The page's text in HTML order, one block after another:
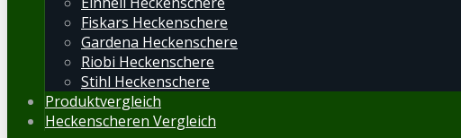
Fiskars Heckenschere
Gardena Heckenschere
Riobi Heckenschere
Stihl Heckenschere
Produktvergleich
Heckenscheren Vergleich